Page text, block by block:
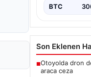
BTC
Son Eklenen
■Otoyolda dron
araca ceza